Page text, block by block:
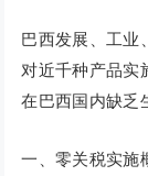
巴西发展、工业
对近千种产品实
在巴西国内缺乏
一、零关税实施